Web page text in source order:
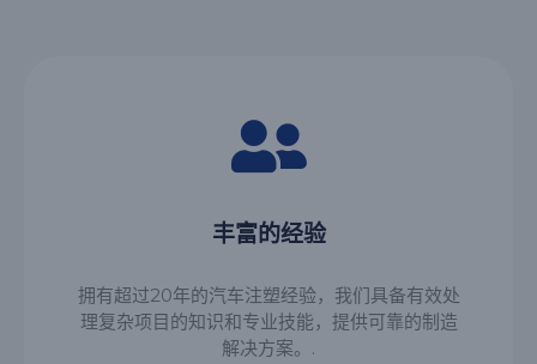
丰富的经验
拥有超过20年的汽车注塑经验，我们具备有效处
理复杂项目的知识和专业技能，提供可靠的制造
解决方案。.